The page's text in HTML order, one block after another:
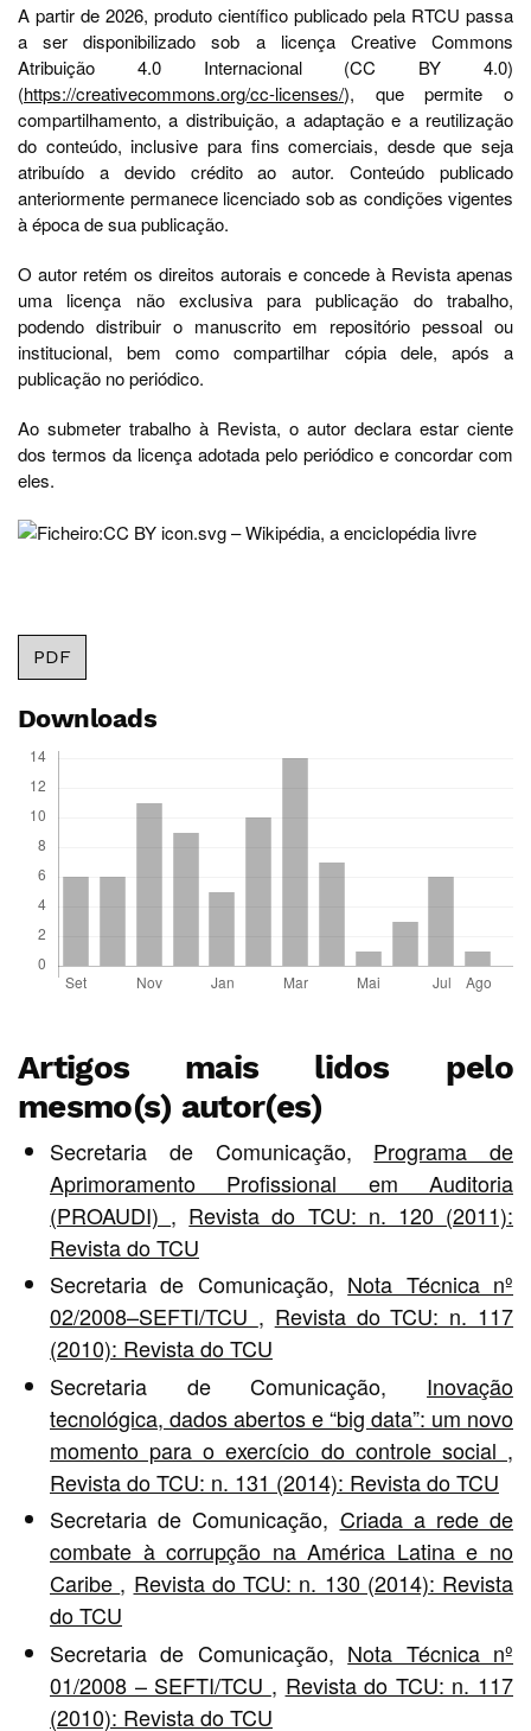
A partir de 2026, produto científico publicado pela RTCU passa
a ser disponibilizado sob a licença Creative Commons
Atribuição 4.0 Internacional (CC BY 4.0)
(https://creativecommons.org/cc-licenses/), que permite o
compartilhamento, a distribuição, a adaptação e a reutilização
do conteúdo, inclusive para fins comerciais, desde que seja
atribuído a devido crédito ao autor. Conteúdo publicado
anteriormente permanece licenciado sob as condições vigentes
à época de sua publicação.
O autor retém os direitos autorais e concede à Revista apenas
uma licença não exclusiva para publicação do trabalho,
podendo distribuir o manuscrito em repositório pessoal ou
institucional, bem como compartilhar cópia dele, após a
publicação no periódico.
Ao submeter trabalho à Revista, o autor declara estar ciente
dos termos da licença adotada pelo periódico e concordar com
eles.
PDF
Downloads
Artigos mais lidos pelo
mesmo(s) autor(es)
Secretaria de Comunicação, Programa de
Aprimoramento Profissional em Auditoria
(PROAUDI) , Revista do TCU: n. 120 (2011):
Revista do TCU
Secretaria de Comunicação, Nota Técnica nº
02/2008–SEFTI/TCU , Revista do TCU: n. 117
(2010): Revista do TCU
Secretaria de Comunicação, Inovação
tecnológica, dados abertos e “big data”: um novo
momento para o exercício do controle social ,
Revista do TCU: n. 131 (2014): Revista do TCU
Secretaria de Comunicação, Criada a rede de
combate à corrupção na América Latina e no
Caribe , Revista do TCU: n. 130 (2014): Revista
do TCU
Secretaria de Comunicação, Nota Técnica nº
01/2008 – SEFTI/TCU , Revista do TCU: n. 117
(2010): Revista do TCU